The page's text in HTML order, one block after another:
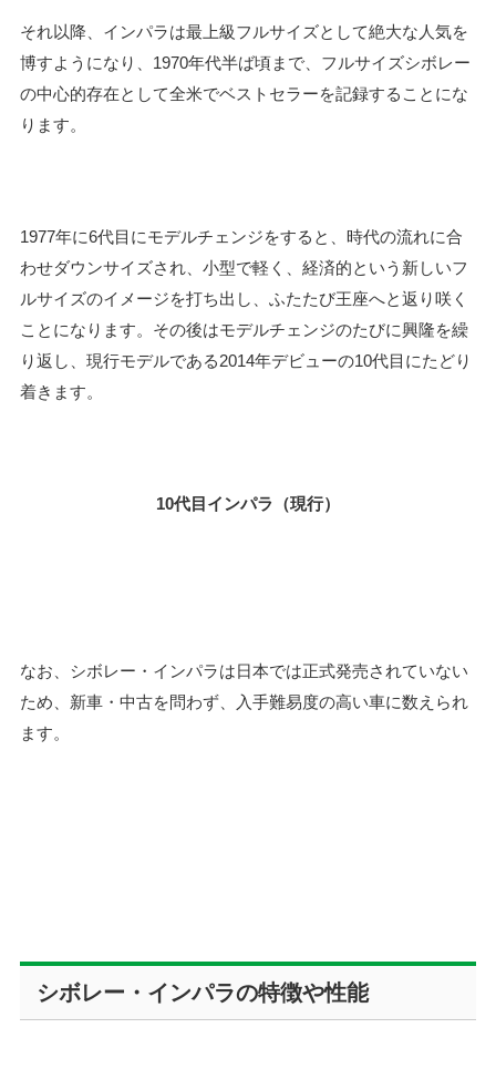
それ以降、インパラは最上級フルサイズとして絶大な人気を
博すようになり、1970年代半ば頃まで、フルサイズシボレー
の中心的存在として全米でベストセラーを記録することにな
ります。
1977年に6代目にモデルチェンジをすると、時代の流れに合
わせダウンサイズされ、小型で軽く、経済的という新しいフ
ルサイズのイメージを打ち出し、ふたたび王座へと返り咲く
ことになります。その後はモデルチェンジのたびに興隆を繰
り返し、現行モデルである2014年デビューの10代目にたどり
着きます。
10代目インパラ（現行）
なお、シボレー・インパラは日本では正式発売されていない
ため、新車・中古を問わず、入手難易度の高い車に数えられ
ます。
シボレー・インパラの特徴や性能